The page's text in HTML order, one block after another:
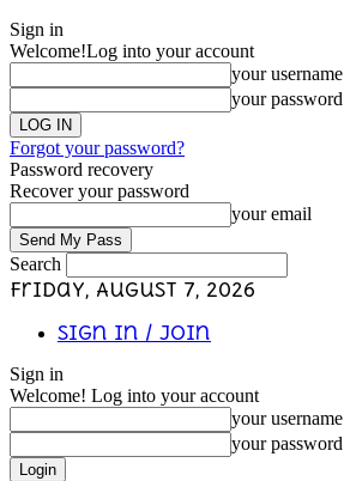
Sign in
Welcome!Log into your account
your username
your password
Forgot your password?
Password recovery
Recover your password
your email
Search
Friday, August 7, 2026
Sign in / Join
Sign in
Welcome! Log into your account
your username
your password